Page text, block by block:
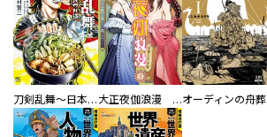
刀剣乱舞～日本号つれづれ酒～ 大正夜伽浪漫 －金曜日の花嫁—オーディンの舟葬